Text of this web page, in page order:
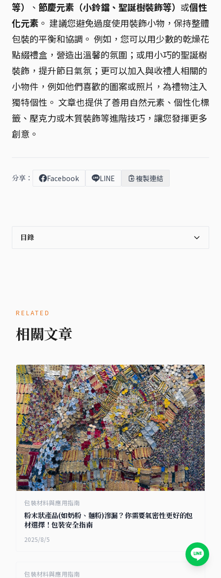
等）
、 節慶元素（小鈴鐺、聖誕樹裝飾等） 或個性
化元素 。 建議您避免過度使用裝飾小物，保持整體
包裝的平衡和協調。 例如，您可以用少數的乾燥花
點綴禮盒，營造出溫馨的氛圍；或用小巧的聖誕樹
裝飾，提升節日氣氛；更可以加入與收禮人相關的
小物件，例如他們喜歡的圖案或照片，為禮物注入
獨特個性。 文章也提供了善用自然元素、個性化標
籤、壓克力或木質裝飾等進階技巧，讓您發揮更多
創意。
分享： Facebook LINE 複製連結
目錄
RELATED
相關文章
包裝材料與應用指南
粉末狀產品(如奶粉、麵粉)滲漏？你需要氣密性更好的包
材選擇！包裝安全指南
2025/8/5
包裝材料與應用指南